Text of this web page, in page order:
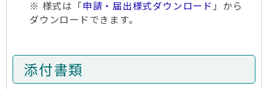
※ 様式は「申請・届出様式ダウンロード 」から
ダウンロードできます。
添付書類